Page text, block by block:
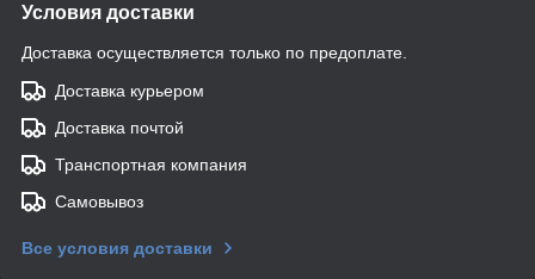
Условия доставки
Доставка осуществляется только по предоплате.
Доставка курьером
Доставка почтой
Транспортная компания
Самовывоз
Все условия доставки